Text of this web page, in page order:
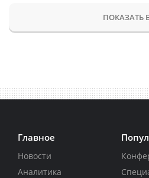
ПОКАЗАТЬ
Главное
Новости
Аналитика